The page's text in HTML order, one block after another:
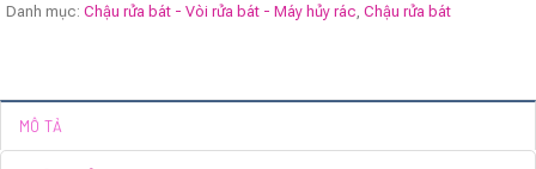
Danh mục: Chậu rửa bát - Vòi rửa bát - Máy hủy rác Chậu rửa bát
MÔ TẢ